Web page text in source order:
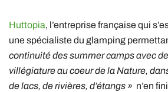
Huttopia, l’entreprise française qui
une spécialiste du glamping
continuité des summer camps avec
villégiature au coeur de la Nature,
de lacs, de rivières, d’étangs » n’en